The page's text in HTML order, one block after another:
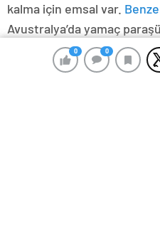
0 0
0 0
kalma için emsal var.
Avustralya’da yamaç
dakika boyunca
indikten ve uçuş verilerini